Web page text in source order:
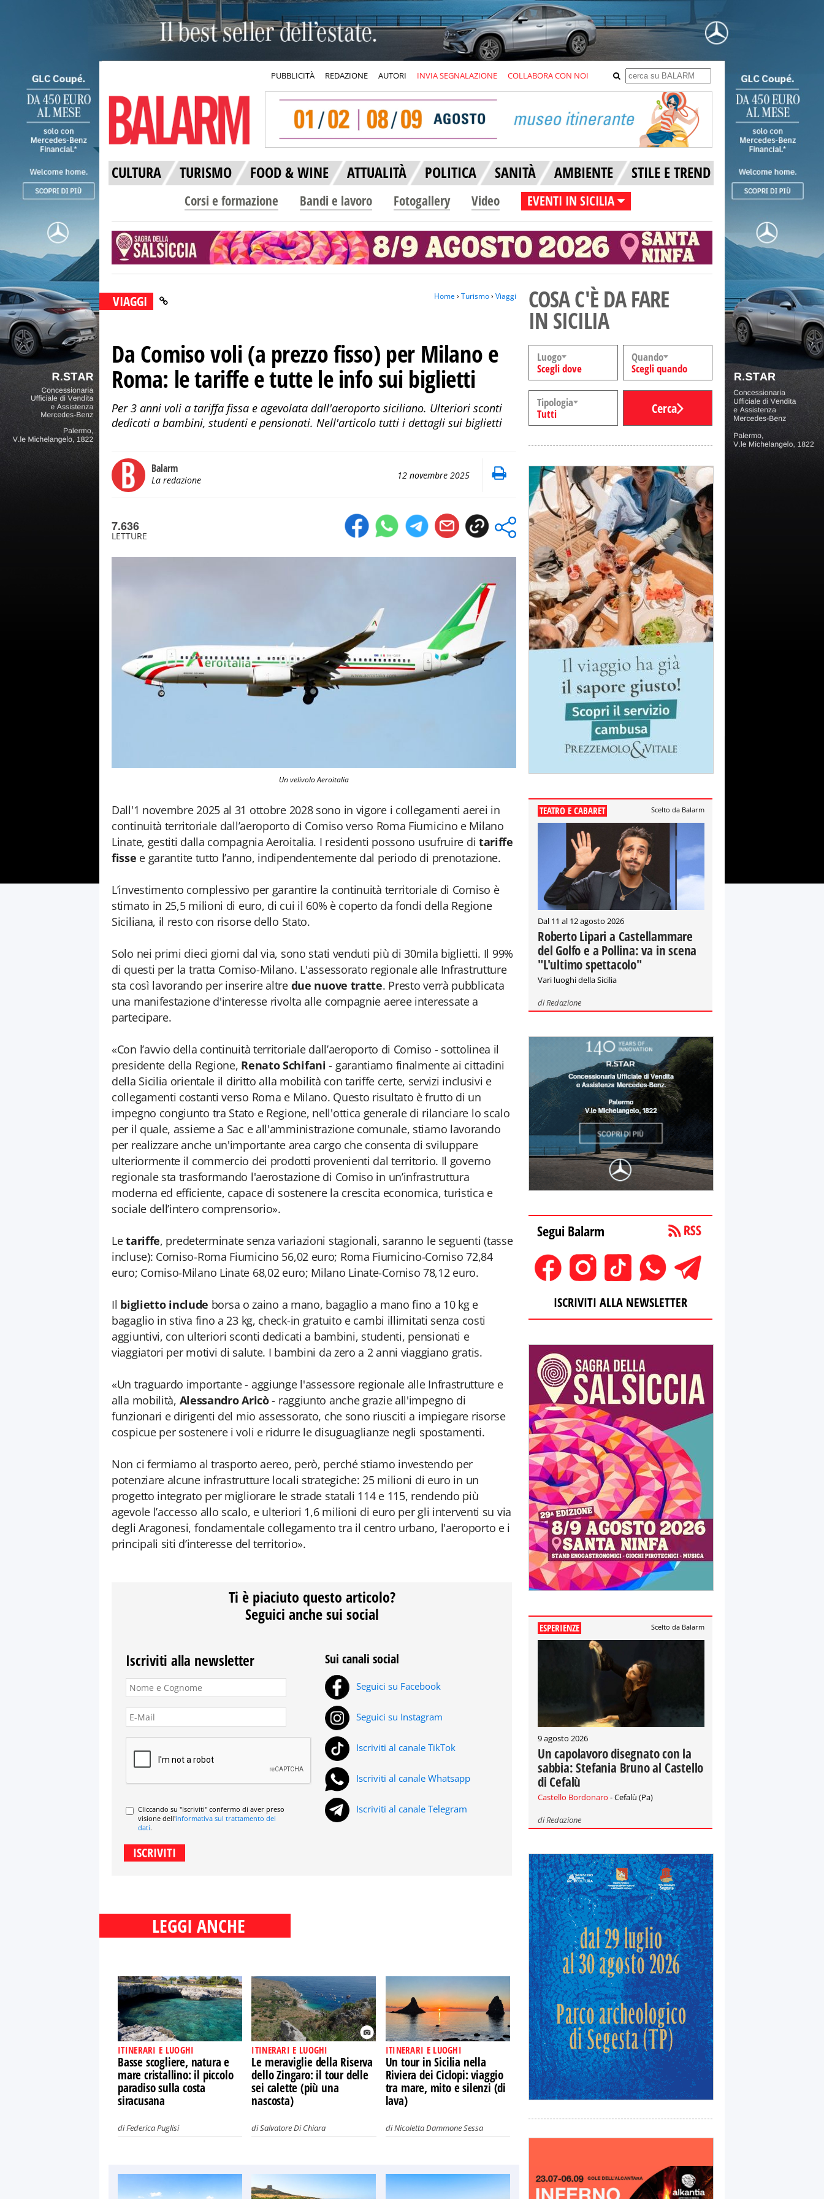
PUBBLICITÀ REDAZIONE AUTORI INVIA SEGNALAZIONE COLLABORA CON NOI
CULTURA TURISMO FOOD & WINE ATTUALITÀ POLITICA SANITÀ AMBIENTE STILE E TREND
Corsi e formazione Bandi e lavoro Fotogallery Video EVENTI IN SICILIA
VIAGGI Home› Turismo› Viaggi
Da Comiso voli (a prezzo fisso) per Milano e
Roma: le tariffe e tutte le info sui biglietti
Per 3 anni voli a tariffa fissa e agevolata dall'aeroporto siciliano. Ulteriori sconti
dedicati a bambini, studenti e pensionati. Nell'articolo tutti i dettagli sui biglietti
Balarm
La redazione 12 novembre 2025
7.636
LETTURE
Un velivolo Aeroitalia
Dall'1 novembre 2025 al 31 ottobre 2028 sono in vigore i collegamenti aerei in
continuità territoriale dall’aeroporto di Comiso verso Roma Fiumicino e Milano
Linate, gestiti dalla compagnia Aeroitalia. I residenti possono usufruire di tariffe
fisse e garantite tutto l’anno, indipendentemente dal periodo di prenotazione.
L’investimento complessivo per garantire la continuità territoriale di Comiso è
stimato in 25,5 milioni di euro, di cui il 60% è coperto da fondi della Regione
Siciliana, il resto con risorse dello Stato.
Solo nei primi dieci giorni dal via, sono stati venduti più di 30mila biglietti. Il 99%
di questi per la tratta Comiso-Milano. L'assessorato regionale alle Infrastrutture
sta così lavorando per inserire altre due nuove tratte. Presto verrà pubblicata
una manifestazione d'interesse rivolta alle compagnie aeree interessate a
partecipare.
«Con l’avvio della continuità territoriale dall’aeroporto di Comiso - sottolinea il
presidente della Regione, Renato Schifani - garantiamo finalmente ai cittadini
della Sicilia orientale il diritto alla mobilità con tariffe certe, servizi inclusivi e
collegamenti costanti verso Roma e Milano. Questo risultato è frutto di un
impegno congiunto tra Stato e Regione, nell'ottica generale di rilanciare lo scalo
per il quale, assieme a Sac e all'amministrazione comunale, stiamo lavorando
per realizzare anche un'importante area cargo che consenta di sviluppare
ulteriormente il commercio dei prodotti provenienti dal territorio. Il governo
regionale sta trasformando l'aerostazione di Comiso in un’infrastruttura
moderna ed efficiente, capace di sostenere la crescita economica, turistica e
sociale dell’intero comprensorio».
Letariffe, predeterminate senza variazioni stagionali, saranno le seguenti (tasse
incluse): Comiso-Roma Fiumicino 56,02 euro; Roma Fiumicino-Comiso 72,84
euro; Comiso-Milano Linate 68,02 euro; Milano Linate-Comiso 78,12 euro.
Il biglietto include borsa o zaino a mano, bagaglio a mano fino a 10 kg e
bagaglio in stiva fino a 23 kg, check-in gratuito e cambi illimitati senza costi
aggiuntivi, con ulteriori sconti dedicati a bambini, studenti, pensionati e
viaggiatori per motivi di salute. I bambini da zero a 2 anni viaggiano gratis.
«Un traguardo importante - aggiunge l'assessore regionale alle Infrastrutture e
alla mobilità, Alessandro Aricò- raggiunto anche grazie all'impegno di
funzionari e dirigenti del mio assessorato, che sono riusciti a impiegare risorse
cospicue per sostenere i voli e ridurre le disuguaglianze negli spostamenti.
Non ci fermiamo al trasporto aereo, però, perché stiamo investendo per
potenziare alcune infrastrutture locali strategiche: 25 milioni di euro in un
progetto integrato per migliorare le strade statali 114 e 115, rendendo più
agevole l’accesso allo scalo, e ulteriori 1,6 milioni di euro per gli interventi su via
degli Aragonesi, fondamentale collegamento tra il centro urbano, l'aeroporto e i
principali siti d’interesse del territorio».
Ti è piaciuto questo articolo?
Seguici anche sui social
Iscriviti alla newsletter
Cliccando su "Iscriviti" confermo di aver preso
visione dell'informativa sul trattamento dei
dati.
Sui canali social
Seguici su Facebook
Seguici su Instagram
Iscriviti al canale TikTok
Iscriviti al canale Whatsapp
Iscriviti al canale Telegram
LEGGI ANCHE
ITINERARI E LUOGHI
Basse scogliere, natura e
mare cristallino: il piccolo
paradiso sulla costa
siracusana
diFederica Puglisi
ITINERARI E LUOGHI
Le meraviglie della Riserva
dello Zingaro: il tour delle
sei calette (più una
nascosta)
diSalvatore Di Chiara
ITINERARI E LUOGHI
Un tour in Sicilia nella
Riviera dei Ciclopi: viaggio
tra mare, mito e silenzi (di
lava)
diNicoletta Dammone Sessa
COSA C'È DA FARE
IN SICILIA
Luogo
Scegli dove
Quando
Scegli quando
Tipologia
Tutti
Cerca
TEATRO E CABARET Scelto da Balarm
Dal 11 al 12 agosto 2026
Roberto Lipari a Castellammare
del Golfo e a Pollina: va in scena
"L'ultimo spettacolo"
Vari luoghi della Sicilia
diRedazione
Segui Balarm
ISCRIVITI ALLA NEWSLETTER
ESPERIENZE Scelto da Balarm
9 agosto 2026
Un capolavoro disegnato con la
sabbia: Stefania Bruno al Castello
di Cefalù
Castello Bordonaro - Cefalù (Pa)
diRedazione